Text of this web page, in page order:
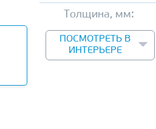
Толщина, мм:
ПОСМОТРЕТЬ В
ИНТЕРЬЕРЕ